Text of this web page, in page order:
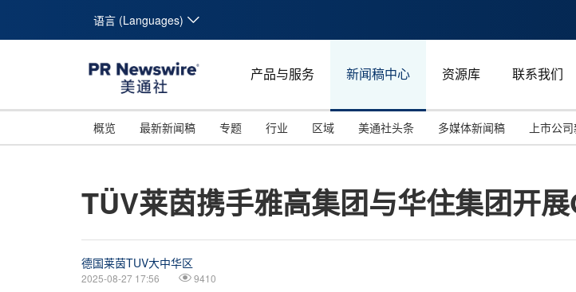
语言 (Languages)
产品与服务 新闻稿中心 资源库 联系我们
概览 最新新闻稿 专题 行业 区域 美通社头条 多媒体新闻稿 上市公
TÜV莱茵携手雅高集团与华住集团开
德国莱茵TUV大中华区
2025-08-27 17:56 9410